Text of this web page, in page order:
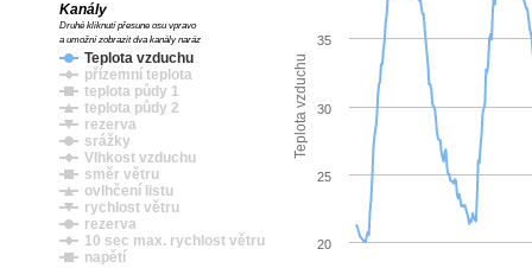
Teplota vzduchu
Teplota vzduchu
přízemní teplota
teplota půdy 1
teplota půdy 2
rezerva
srážky
Vlhkost vzduchu
směr větru
ovlhčení listu
rychlost větru
rezerva
10 sec max. rychlost větru
napětí
Kanály
Druhé kliknutí přesune osu vpravo
a umožní zobrazit dva kanály naráz
20
25
30
35